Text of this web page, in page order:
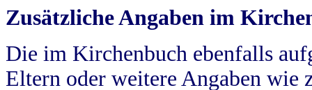
Zusätzliche Angaben im
Die im Kirchenbuch ebenfalls
Eltern oder weitere Angaben wie